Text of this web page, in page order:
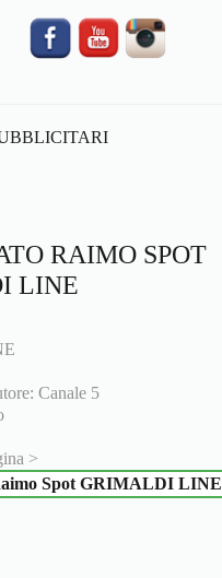
RAIMO SPOT
LINE
Canale 5
>
Raimo Spot GRIMALDI LINE